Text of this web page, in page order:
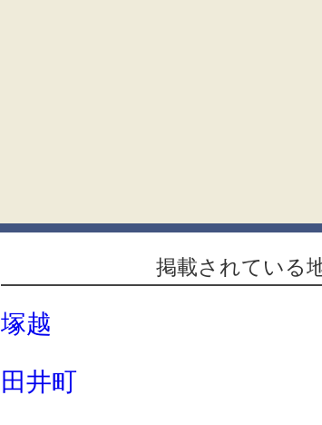
掲載されている
塚越
田井町